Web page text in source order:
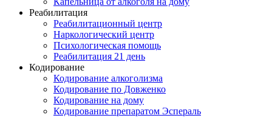
Реабилитация
Реабилитационный центр
Наркологический центр
Психологическая помощь
Реабилитация 21 день
Кодирование
Кодирование алкоголизма
Кодирование по Довженко
Кодирование на дому
Кодирование препаратом Эспераль